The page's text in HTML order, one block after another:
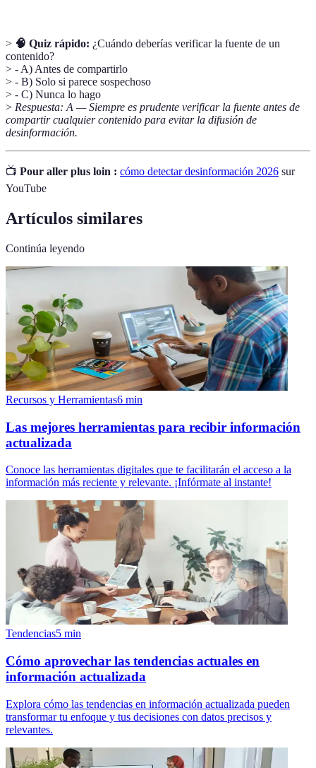
> 🧠 Quiz rápido: ¿Cuándo deberías verificar la fuente de un
contenido?
> - A) Antes de compartirlo
> - B) Solo si parece sospechoso
> - C) Nunca lo hago
> Respuesta: A — Siempre es prudente verificar la fuente antes de
compartir cualquier contenido para evitar la difusión de
desinformación.
📺 Pour aller plus loin : cómo detectar desinformación 2026 sur
YouTube
Artículos similares
Continúa leyendo
Recursos y Herramientas6 min
Las mejores herramientas para recibir información
actualizada
Conoce las herramientas digitales que te facilitarán el acceso a la
información más reciente y relevante. ¡Infórmate al instante!
Tendencias5 min
Cómo aprovechar las tendencias actuales en
información actualizada
Explora cómo las tendencias en información actualizada pueden
transformar tu enfoque y tus decisiones con datos precisos y
relevantes.